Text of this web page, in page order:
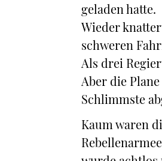
geladen hatte.
Wieder
schweren
Als drei
Aber die
Schlimmste
Kaum waren